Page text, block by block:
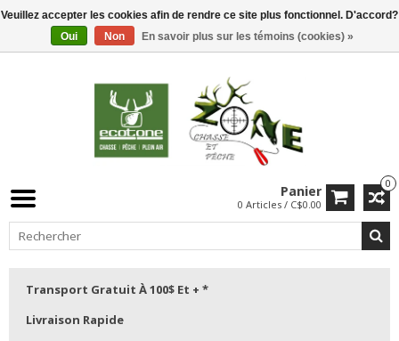
0
Panier
0 Articles / C$0.00
Transport Gratuit À 100$ Et + *
Livraison Rapide
Veuillez accepter les cookies afin de rendre ce site plus fonctionnel. D'accord?
Oui
Non En savoir plus sur les témoins (cookies) »